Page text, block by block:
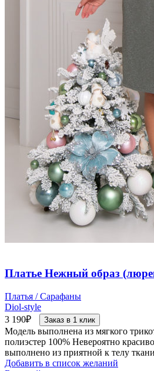
Платье Нежный образ
Платья / Сарафаны
Diol-style
3 190₽ Заказ в 1 клик
Модель выполнена из мягкого
полиэстер 100% Невероятно
выполнено из приятной к телу ткани
Добавить в список желаний